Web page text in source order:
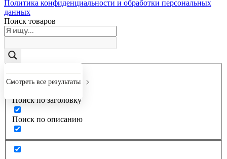
Политика конфиденциальности и обработки персональных
данных
Поиск товаров
Смотреть все результаты
Точное совпадение
Поиск по заголовку
Поиск по описанию